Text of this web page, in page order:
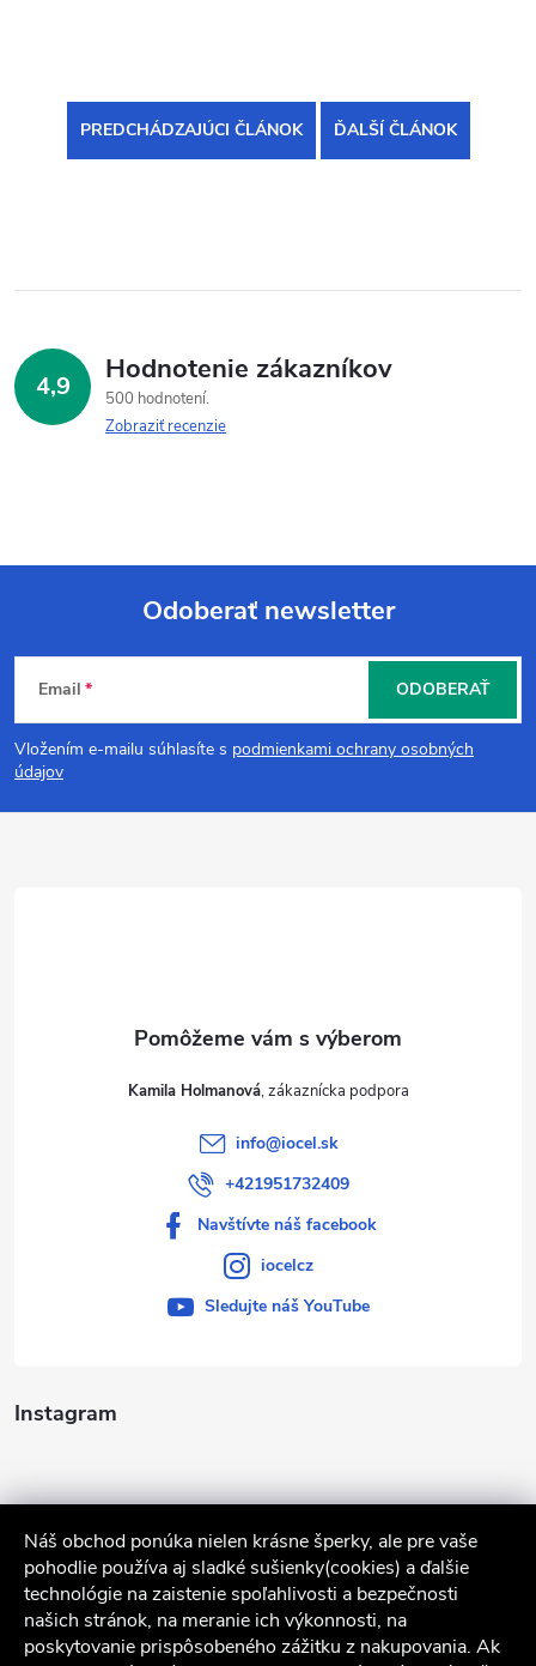
Náš obchod ponúka nielen krásne šperky, ale pre vaše
pohodlie používa aj sladké sušienky(cookies) a ďalšie
technológie na zaistenie spoľahlivosti a bezpečnosti
našich stránok, na meranie ich výkonnosti, na
poskytovanie prispôsobeného zážitku z nakupovania. Ak
PREDCHÁDZAJÚCI ČLÁNOK ĎALŠÍ ČLÁNOK
4,9 Hodnotenie zákazníkov
500 hodnotení
Zobraziť recenzie
Z
á
p
Odoberať newsletter
Email
Vložením e-mailu súhlasíte s podmienkami ochrany osobných
údajov
ODOBERAŤ
Instagram
Kamila Holmanová
info@iocel.sk
+421951732409
Navštívte náš facebook
iocelcz
Sledujte náš YouTube